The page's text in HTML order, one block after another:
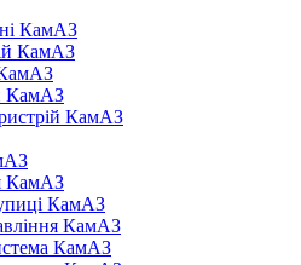
КамАЗ
КамАЗ
КамАЗ
КамАЗ
КамАЗ
КамАЗ
КамАЗ
КамАЗ
КамАЗ